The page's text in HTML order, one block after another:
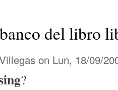
del libro
on Lun, 18/09/
?